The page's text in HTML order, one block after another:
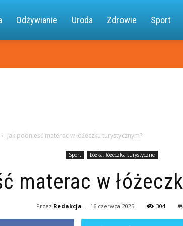
Odżywianie Uroda Zdrowie Sport
Jak podnieść materac w łóżeczku turystycznym?
Sport Łóżka, łóżeczka turystyczne
materac w
Przez Redakcja - 16 czerwca 2025 304